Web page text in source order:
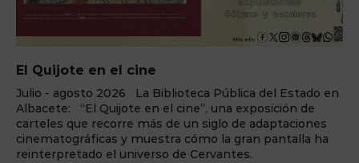
ELEMENTS Cena+espectáculo
¿Preparado para el cambio? La fuerza de ‘ELEMENTS’
llega a Benidorm Palace La sala de fiestas Benidorm
Palace, enclavada en la capital turística de la Costa
Blanca, vuelve a reinventarse una temporada más y a
redefinir la forma en la que se vive el teatro y el